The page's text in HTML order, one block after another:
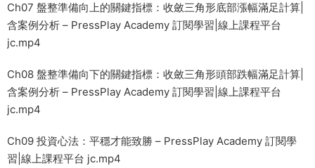
Ch07 盤整準備向上的關鍵指標：收斂三角形底部漲幅滿足計算|
含案例分析 – PressPlay Academy 訂閱學習|線上課程平台
jc.mp4
Ch08 盤整準備向下的關鍵指標：收斂三角形頭部跌幅滿足計算|
含案例分析 – PressPlay Academy 訂閱學習|線上課程平台
jc.mp4
Ch09 投資心法：平穩才能致勝 – PressPlay Academy 訂閱學
習|線上課程平台 jc.mp4